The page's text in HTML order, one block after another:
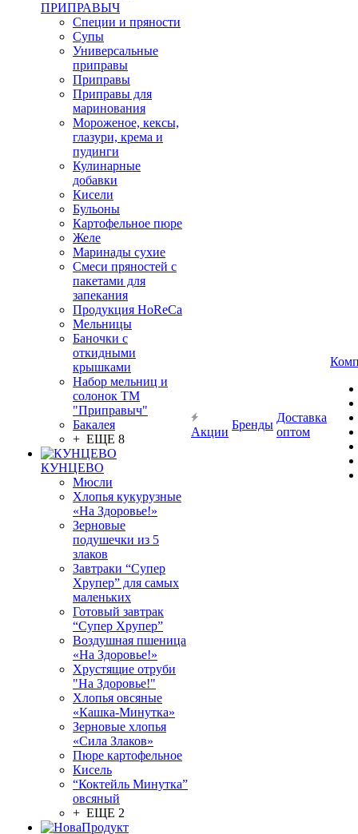
ПРИПРАВЫЧ
Специи и пряности
Супы
Универсальные
приправы
Приправы
Приправы для
маринования
Мороженое, кексы,
глазури, крема и
пудинги
Кулинарные
добавки
Кисели
Бульоны
Картофельное пюре
Желе
Маринады сухие
Смеси пряностей с
пакетами для
запекания
Продукция HoReCa
Мельницы
Баночки с
откидными
крышками
Набор мельниц и
солонок ТМ
"Приправыч"
Бакалея
+ ЕЩЕ 8
КУНЦЕВО
Мюсли
Хлопья кукурузные
«На Здоровье!»
Зерновые
подушечки из 5
злаков
Завтраки “Супер
Хрупер” для самых
маленьких
Готовый завтрак
“Супер Хрупер”
Воздушная пшеница
«На Здоровье!»
Хрустящие отруби
"На Здоровье!"
Хлопья овсяные
«Кашка-Минутка»
Зерновые хлопья
«Сила Злаков»
Пюре картофельное
Кисель
“Коктейль Минутка”
овсяный
+ ЕЩЕ 2
Акции
Бренды
Доставка
оптом